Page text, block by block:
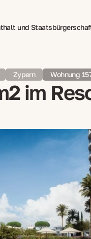
und
Zypern Wohnung
im